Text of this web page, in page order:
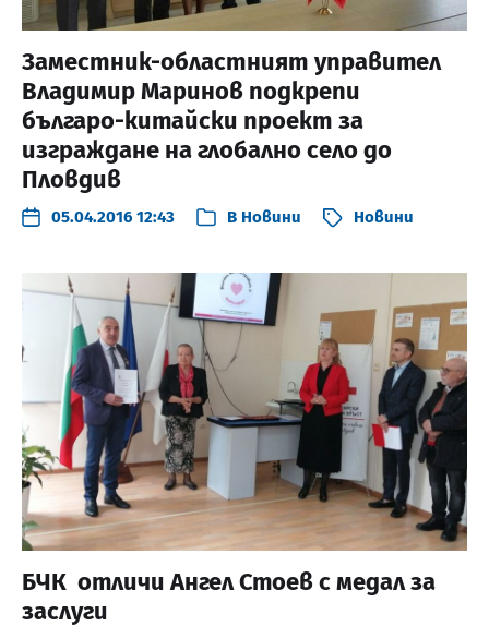
Заместник-областният управител
Владимир Маринов подкрепи
българо-китайски проект за
изграждане на глобално село до
Пловдив
05.04.2016 12:43 В Новини Новини
БЧК отличи Ангел Стоев с медал за
заслуги